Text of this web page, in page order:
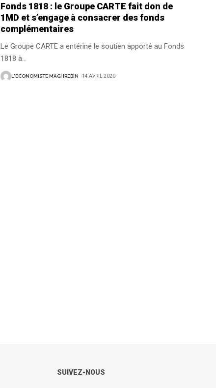
Fonds 1818 : le Groupe CARTE fait don de
1MD et s’engage à consacrer des fonds
complémentaires
Le Groupe CARTE a entériné le soutien apporté au Fonds
1818 à…
L'ECONOMISTE MAGHRÉBIN 14 AVRIL 2020
SUIVEZ-NOUS